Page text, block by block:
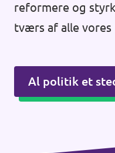
reformere og
tværs af alle vores
Al politik et